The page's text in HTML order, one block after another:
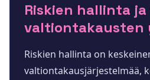
Riskien hallinta
valtiontakausten
Riskien hallinta on
valtiontakausjärjestelmää,